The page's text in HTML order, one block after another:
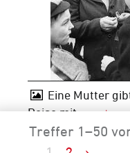
Eine Mutter
Reise mit
Signatur
Treffer 1–50